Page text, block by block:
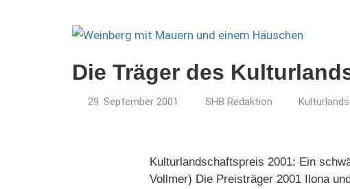
Die Träger des
29. September 2001 SHB Redaktion
Kulturlandschaftspreis 2001: Ein
Vollmer) Die Preisträger 2001 Ilona